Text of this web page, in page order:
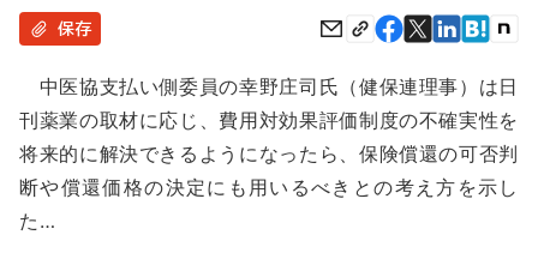
ツ
に
動
保存
中医協支払い側委員の幸野庄司氏（健保連理事）は日
刊薬業の取材に応じ、費用対効果評価制度の不確実性を
将来的に解決できるようになったら、保険償還の可否判
断や償還価格の決定にも用いるべきとの考え方を示し
た…